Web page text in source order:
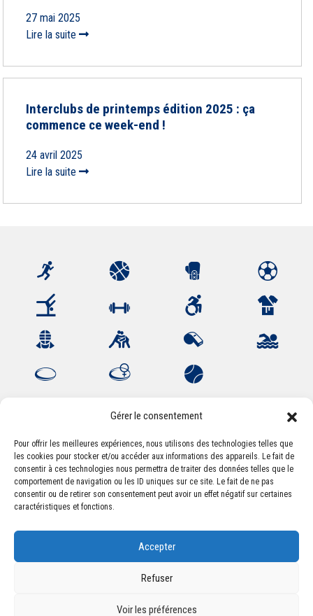
Gérer le consentement
Pour offrir les meilleures expériences, nous utilisons des technologies telles que
les cookies pour stocker et/ou accéder aux informations des appareils. Le fait de
consentir à ces technologies nous permettra de traiter des données telles que le
comportement de navigation ou les ID uniques sur ce site. Le fait de ne pas
consentir ou de retirer son consentement peut avoir un effet négatif sur certaines
caractéristiques et fonctions.
Accepter
Refuser
Voir les préférences
27 mai 2025
Lire la suite
Interclubs de printemps édition 2025 : ça
commence ce week-end !
24 avril 2025
Lire la suite
Association Sportive Montferrandaise
84, boulevard Léon Jouhaux
CS 80221 - 63021 Clermont-Ferrand Cedex 2
accueil@asm-omnisports.com